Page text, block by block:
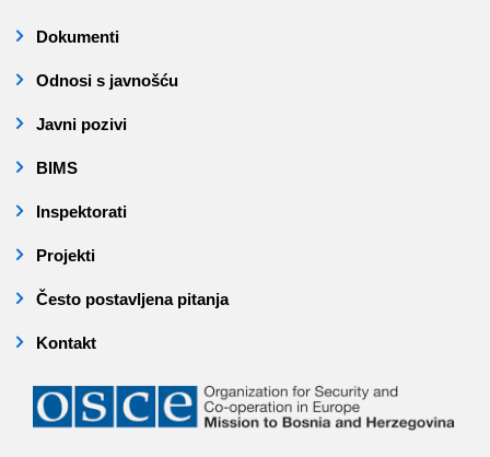
Dokumenti
Odnosi s javnošću
Javni pozivi
BIMS
Inspektorati
Projekti
Često postavljena pitanja
Kontakt